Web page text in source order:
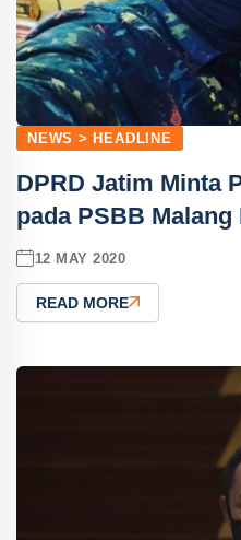
NEWS > HEADLINE
DPRD Jatim Minta
pada PSBB Malang
12 MAY 2020
READ MORE